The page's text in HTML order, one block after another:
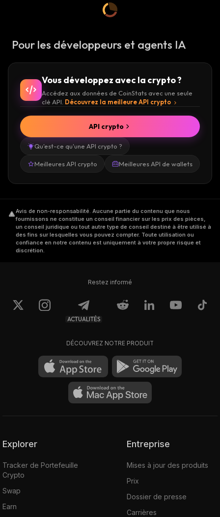
Pour les développeurs et agents IA
Vous développez avec la crypto ?
Accédez aux données de CoinStats avec une seule
clé API. Découvrez la meilleure API crypto
Qu'est-ce qu'une API crypto ?
Meilleures API crypto Meilleures API de wallets
API crypto
Avis de non-responsabilité. Aucune partie du contenu que nous
fournissons ne constitue un conseil financier sur les prix des pièces,
un conseil juridique ou tout autre type de conseil destiné à être utilisé à
des fins sur lesquelles vous pouvez compter. Toute utilisation ou
confiance en notre contenu est uniquement à votre propre risque et
discrétion.
Restez informé
ACTUALITÉS
DÉCOUVREZ NOTRE PRODUIT
Explorer
Tracker de Portefeuille
Crypto
Swap
Earn
Entreprise
Mises à jour des produits
Prix
Dossier de presse
Carrières